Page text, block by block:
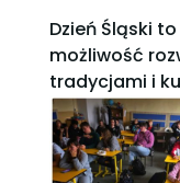
Dzień Śląski
możliwość
tradycjami i